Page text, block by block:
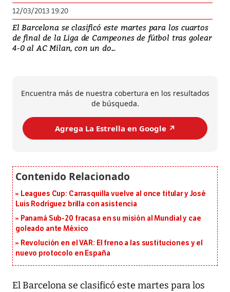
12/03/2013 19:20
El Barcelona se clasificó este martes para los cuartos
de final de la Liga de Campeones de fútbol tras golear
4-0 al AC Milan, con un do...
Encuentra más de nuestra cobertura en los resultados
de búsqueda.
Agrega La Estrella en Google ↗️
Leagues Cup: Carrasquilla vuelve al once titular y José
Luis Rodríguez brilla con asistencia
Panamá Sub-20 fracasa en su misión al Mundial y cae
goleado ante México
Revolución en el VAR: El freno a las sustituciones y el
nuevo protocolo en España
El Barcelona se clasificó este martes para los